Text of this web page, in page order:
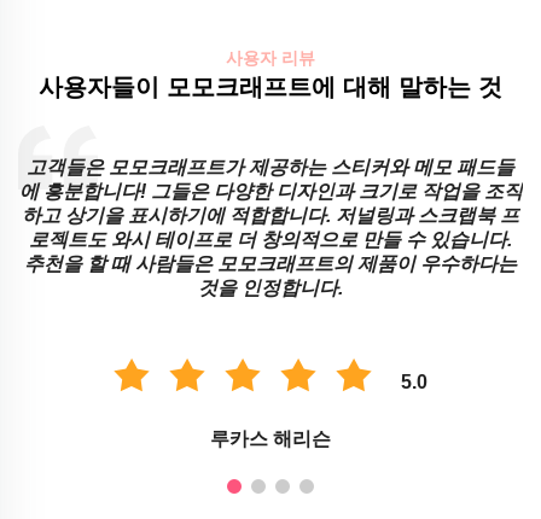
사용자 리뷰
사용자들이 모모크래프트에 대해 말하는 것
고객들은 모모크래프트가 제공하는 스티커와 메모 패드들
에 흥분합니다! 그들은 다양한 디자인과 크기로 작업을 조직
하고 상기을 표시하기에 적합합니다. 저널링과 스크랩북 프
로젝트도 와시 테이프로 더 창의적으로 만들 수 있습니다.
추천을 할 때 사람들은 모모크래프트의 제품이 우수하다는
것을 인정합니다.
5.0
루카스 해리슨